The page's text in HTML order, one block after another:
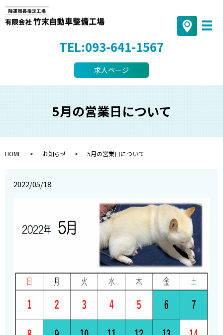
TEL:093-641-1567
求人ページ
5月の営業日について
HOME お知らせ 5月の営業日について
2022/05/18